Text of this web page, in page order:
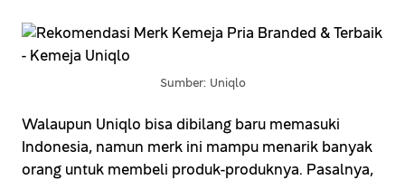
Sumber: Uniqlo
Walaupun Uniqlo bisa dibilang baru memasuki
Indonesia, namun merk ini mampu menarik banyak
orang untuk membeli produk-produknya. Pasalnya,